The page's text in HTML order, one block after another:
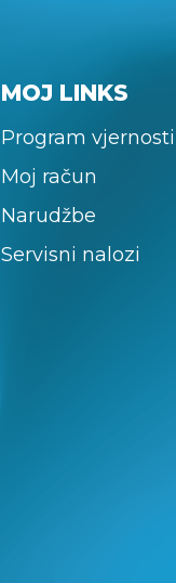
MOJ LINKS
Program vjernosti
Moj račun
Narudžbe
Servisni nalozi